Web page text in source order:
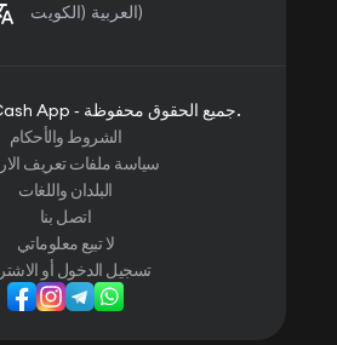
العربية(الكويت)
© 2026 Hey Cash App ‐ جميع الحقوق محفوظة.
الشروط والأحكام
سياسة ملفات تعريف
البلدان واللغات
اتصل بنا
لا تبيع معلوماتي
تسجيل الدخول أو